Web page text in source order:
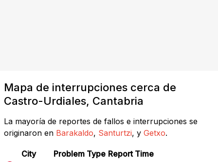
Mapa de interrupciones cerca de
Castro-Urdiales, Cantabria
La mayoría de reportes de fallos e interrupciones se
originaron en Barakaldo, Santurtzi, y Getxo.
City Problem Type Report Time